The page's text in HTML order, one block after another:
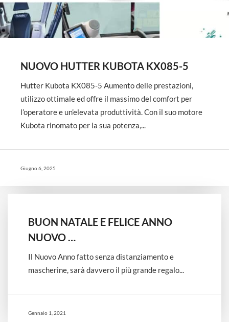
NUOVO HUTTER KUBOTA KX085-5
Hutter Kubota KX085-5 Aumento delle prestazioni,
utilizzo ottimale ed offre il massimo del comfort per
l’operatore e un’elevata produttività. Con il suo motore
Kubota rinomato per la sua potenza,...
Giugno 6, 2025
BUON NATALE E FELICE ANNO
NUOVO …
Il Nuovo Anno fatto senza distanziamento e
mascherine, sarà davvero il più grande regalo...
Gennaio 1, 2021